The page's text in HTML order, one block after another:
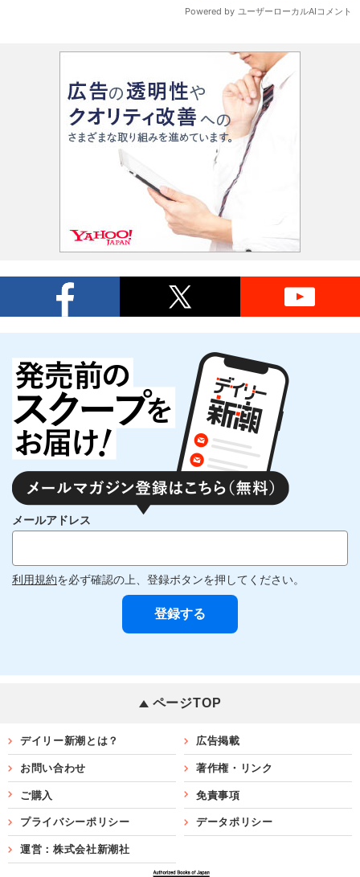
メールアドレス
利用規約を必ず確認の上、登録ボタンを押してください。
ページTOP
デイリー新潮とは？ 広告掲載
お問い合わせ 著作権・リンク
ご購入 免責事項
プライバシーポリシー データポリシー
運営：株式会社新潮社